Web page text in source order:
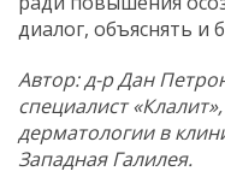
диалог, объяснять и
Автор: д-р Дан
специалист
дерматологии в
Западная Галилея.